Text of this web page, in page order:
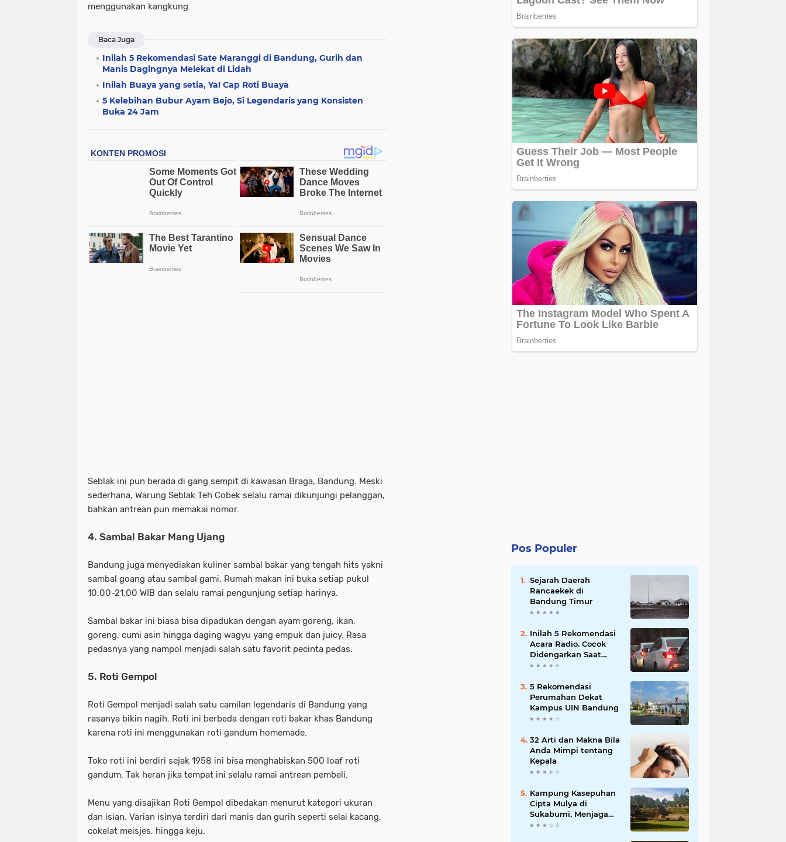
menggunakan kangkung.
Baca Juga
Inilah 5 Rekomendasi Sate Maranggi di Bandung, Gurih dan
Manis Dagingnya Melekat di Lidah
Inilah Buaya yang setia, Ya! Cap Roti Buaya
5 Kelebihan Bubur Ayam Bejo, Si Legendaris yang Konsisten
Buka 24 Jam
Seblak ini pun berada di gang sempit di kawasan Braga, Bandung. Meski
sederhana, Warung Seblak Teh Cobek selalu ramai dikunjungi pelanggan,
bahkan antrean pun memakai nomor.
4. Sambal Bakar Mang Ujang
Bandung juga menyediakan kuliner sambal bakar yang tengah hits yakni
sambal goang atau sambal gami. Rumah makan ini buka setiap pukul
10.00-21.00 WIB dan selalu ramai pengunjung setiap harinya.
Sambal bakar ini biasa bisa dipadukan dengan ayam goreng, ikan,
goreng, cumi asin hingga daging wagyu yang empuk dan juicy. Rasa
pedasnya yang nampol menjadi salah satu favorit pecinta pedas.
5. Roti Gempol
Roti Gempol menjadi salah satu camilan legendaris di Bandung yang
rasanya bikin nagih. Roti ini berbeda dengan roti bakar khas Bandung
karena roti ini menggunakan roti gandum homemade.
Toko roti ini berdiri sejak 1958 ini bisa menghabiskan 500 loaf roti
gandum. Tak heran jika tempat ini selalu ramai antrean pembeli.
Menu yang disajikan Roti Gempol dibedakan menurut kategori ukuran
dan isian. Varian isinya terdiri dari manis dan gurih seperti selai kacang,
cokelat meisjes, hingga keju.
Pos Populer
Sejarah Daerah
Rancaekek di
Bandung Timur
Inilah 5 Rekomendasi
Acara Radio. Cocok
Didengarkan Saat
Macet
5 Rekomendasi
Perumahan Dekat
Kampus UIN Bandung
32 Arti dan Makna Bila
Anda Mimpi tentang
Kepala
Kampung Kasepuhan
Cipta Mulya di
Sukabumi, Menjaga
Alam dengan Tradisi